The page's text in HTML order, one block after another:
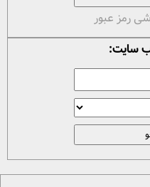
رمز عبور
سایت: